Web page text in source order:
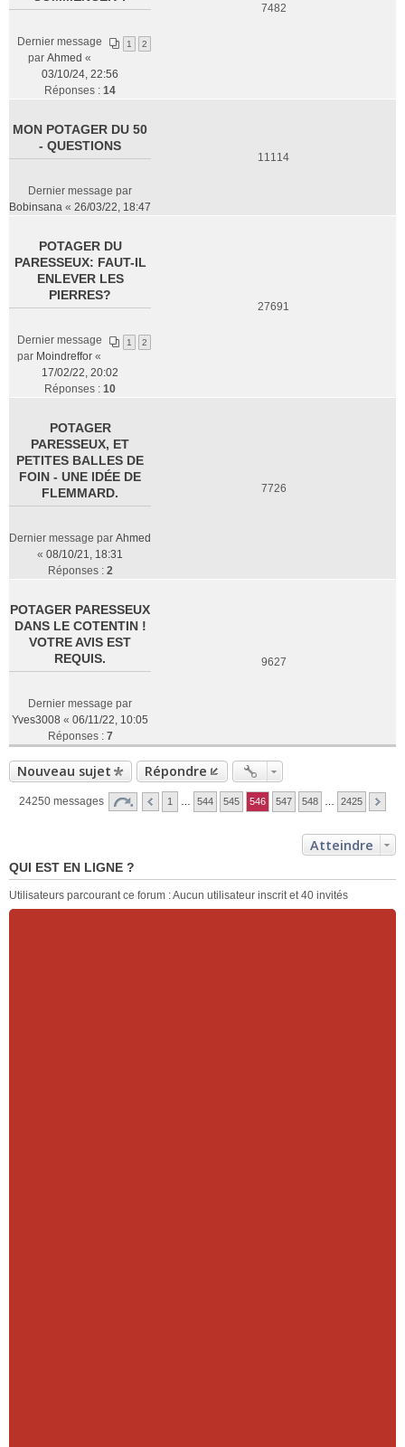
1 2
Dernier message
par Ahmed «
03/10/24, 22:56
Réponses : 14
7482
MON POTAGER DU 50
- QUESTIONS
Dernier message par
Bobinsana « 26/03/22, 18:47
11114
POTAGER DU
PARESSEUX: FAUT-IL
ENLEVER LES
PIERRES?
1 2
Dernier message
par Moindreffor «
17/02/22, 20:02
Réponses : 10
27691
POTAGER
PARESSEUX, ET
PETITES BALLES DE
FOIN - UNE IDÉE DE
FLEMMARD.
Dernier message par Ahmed
« 08/10/21, 18:31
Réponses : 2
7726
POTAGER PARESSEUX
DANS LE COTENTIN !
VOTRE AVIS EST
REQUIS.
Dernier message par
Yves3008 « 06/11/22, 10:05
Réponses : 7
9627
Nouveau sujet Répondre
24250 messages 1 544 545 546 547 548 2425
Atteindre
QUI EST EN LIGNE ?
Utilisateurs parcourant ce forum : Aucun utilisateur inscrit et 40 invités